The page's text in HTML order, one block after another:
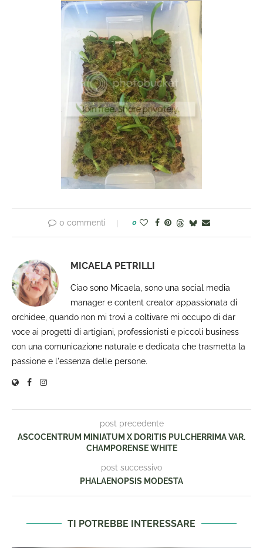
0 commenti 0
MICAELA PETRILLI
Ciao sono Micaela, sono una social media
manager e content creator appassionata di
orchidee, quando non mi trovi a coltivare mi occupo di dar
voce ai progetti di artigiani, professionisti e piccoli business
con una comunicazione naturale e dedicata che trasmetta la
passione e l'essenza delle persone.
post precedente
ASCOCENTRUM MINIATUM X DORITIS PULCHERRIMA VAR.
CHAMPORENSE WHITE
post successivo
PHALAENOPSIS MODESTA
TI POTREBBE INTERESSARE